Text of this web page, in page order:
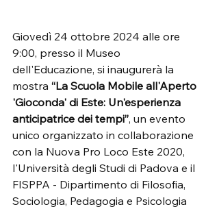
Giovedì 24 ottobre 2024 alle ore
9:00, presso il Museo
dell'Educazione, si inaugurerà la
mostra “La Scuola Mobile all'Aperto
'Gioconda' di Este: Un'esperienza
anticipatrice dei tempi”, un evento
unico organizzato in collaborazione
con la Nuova Pro Loco Este 2020,
l'Università degli Studi di Padova e il
FISPPA - Dipartimento di Filosofia,
Sociologia, Pedagogia e Psicologia